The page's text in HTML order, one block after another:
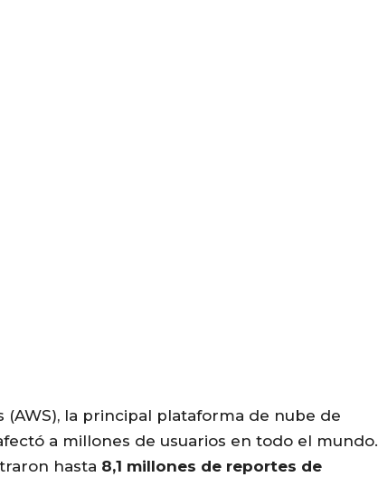
(AWS), la principal plataforma de nube de
a millones de usuarios en todo el mundo.
hasta 8,1 millones de reportes de